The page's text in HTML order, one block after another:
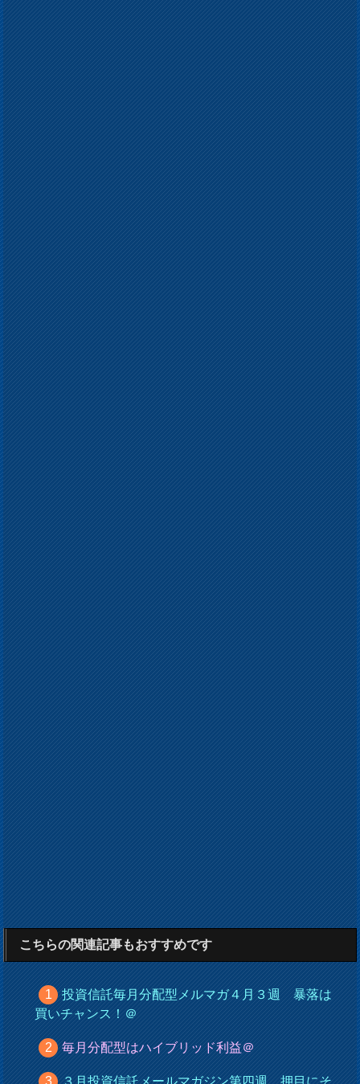
こちらの関連記事もおすすめです
投資信託毎月分配型メルマガ４月３週 暴落は
買いチャンス！＠
毎月分配型はハイブリッド利益＠
３月投資信託メールマガジン第四週 押目にそ